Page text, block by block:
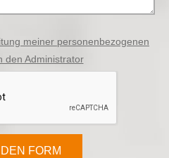
meiner personenbezogenen
den Administrator
FORM